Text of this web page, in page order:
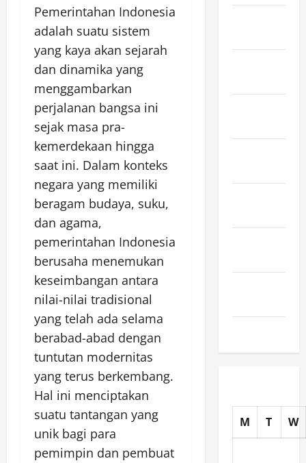
Pemerintahan Indonesia
adalah suatu sistem
yang kaya akan sejarah
dan dinamika yang
menggambarkan
perjalanan bangsa ini
sejak masa pra-
kemerdekaan hingga
saat ini. Dalam konteks
negara yang memiliki
beragam budaya, suku,
dan agama,
pemerintahan Indonesia
berusaha menemukan
keseimbangan antara
nilai-nilai tradisional
yang telah ada selama
berabad-abad dengan
tuntutan modernitas
yang terus berkembang.
Hal ini menciptakan
suatu tantangan yang
unik bagi para
pemimpin dan pembuat
M T W